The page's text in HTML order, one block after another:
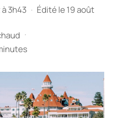
3h43 · Édité le 19 août
·